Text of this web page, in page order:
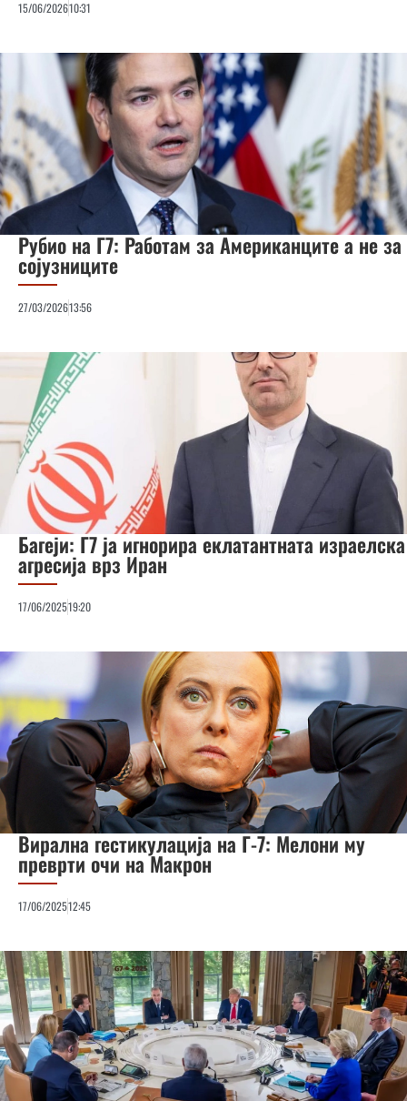
15/06/202610:31
Рубио на Г7: Работам за Американците а не за
сојузниците
27/03/202613:56
Багеји: Г7 ја игнорира еклатантната израелска
агресија врз Иран
17/06/202519:20
Вирална гестикулација на Г-7: Мелони му
преврти очи на Макрон
17/06/202512:45